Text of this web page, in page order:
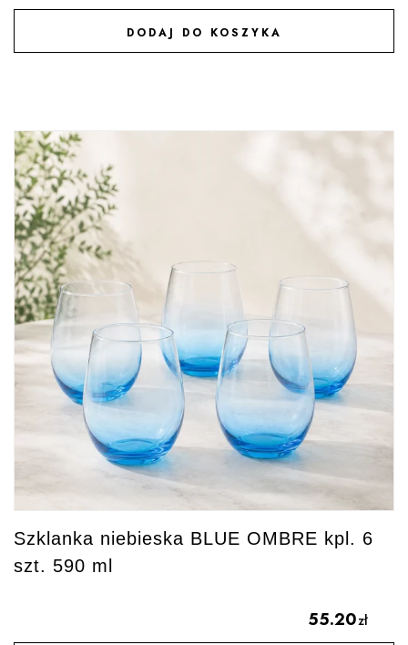
DODAJ DO KOSZYKA
DODAJ DO ULUBIONYCH
Szklanka niebieska BLUE OMBRE kpl. 6
szt. 590 ml
55.20zł